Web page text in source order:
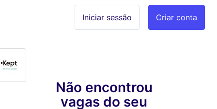
Criar conta
Iniciar sessão
Não encontrou
vagas do seu